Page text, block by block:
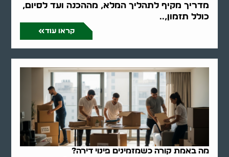
מדריך מקיף לתהליך המלא, מההכנה ועד לסיום,
כולל תזמון,..
קראו עוד
מה באמת קורה כשמזמינים פינוי דירה?